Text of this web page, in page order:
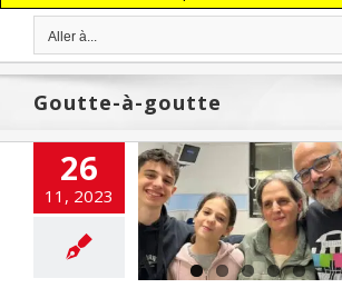
Aller à...
Goutte-à-goutte
26
11, 2023
libérés
risque d’un